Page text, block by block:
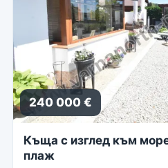
240 000 €
Къща с изглед към
плаж